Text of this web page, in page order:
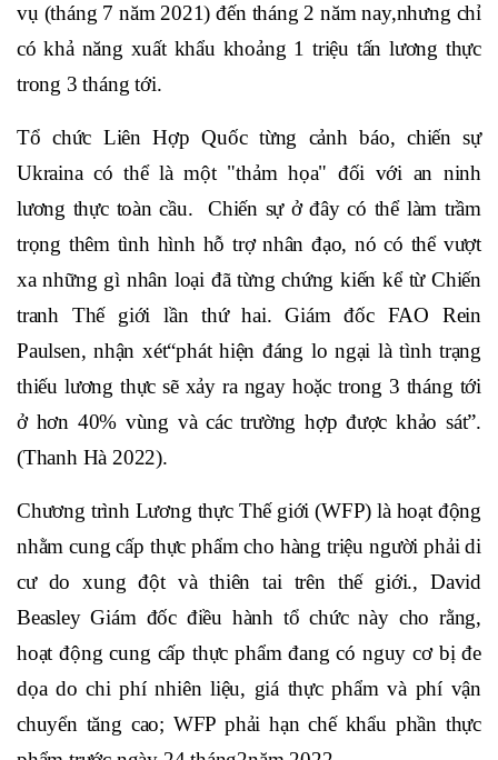
vụ (tháng 7 năm 2021) đến tháng 2 năm nay,nhưng chỉ
có khả năng xuất khẩu khoảng 1 triệu tấn lương thực
trong 3 tháng tới.
Tổ chức Liên Hợp Quốc từng cảnh báo, chiến sự
Ukraina có thể là một "thảm họa" đối với an ninh
lương thực toàn cầu. Chiến sự ở đây có thể làm trầm
trọng thêm tình hình hỗ trợ nhân đạo, nó có thể vượt
xa những gì nhân loại đã từng chứng kiến kể từ Chiến
tranh Thế giới lần thứ hai. Giám đốc FAO Rein
Paulsen, nhận xét“phát hiện đáng lo ngại là tình trạng
thiếu lương thực sẽ xảy ra ngay hoặc trong 3 tháng tới
ở hơn 40% vùng và các trường hợp được khảo sát”.
(Thanh Hà 2022).
Chương trình Lương thực Thế giới (WFP) là hoạt động
nhằm cung cấp thực phẩm cho hàng triệu người phải di
cư do xung đột và thiên tai trên thế giới., David
Beasley Giám đốc điều hành tổ chức này cho rằng,
hoạt động cung cấp thực phẩm đang có nguy cơ bị đe
dọa do chi phí nhiên liệu, giá thực phẩm và phí vận
chuyển tăng cao; WFP phải hạn chế khẩu phần thực